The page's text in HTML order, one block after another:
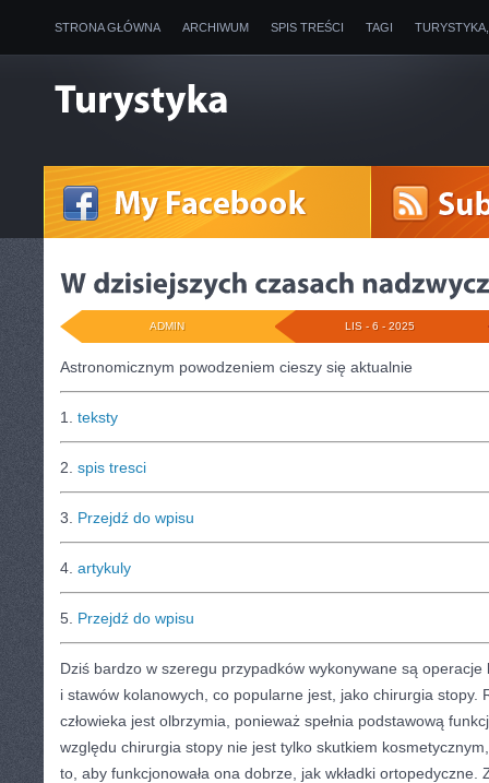
STRONA GŁÓWNA ARCHIWUM SPIS TREŚCI TAGI
LIS - 6 - 2025
ADMIN
Astronomicznym powodzeniem cieszy się aktualnie
1. teksty
2. spis tresci
3. Przejdź do wpisu
4. artykuly
5. Przejdź do wpisu
Dziś bardzo w szeregu przypadków wykonywane są
i stawów kolanowych, co popularne jest, jako chirurgia stopy.
człowieka jest olbrzymia, ponieważ spełnia podstawową
względu chirurgia stopy nie jest tylko skutkiem
to, aby funkcjonowała ona dobrze, jak wkładki ortopedyczne.